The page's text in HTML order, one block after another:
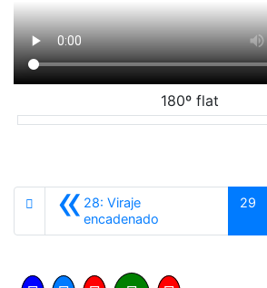
180º flat
«28: Viraje
encadenado
29